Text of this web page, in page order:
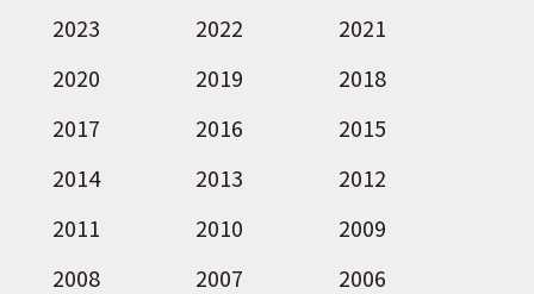
2023
2022
2021
2020
2019
2018
2017
2016
2015
2014
2013
2012
2011
2010
2009
2008
2007 2006